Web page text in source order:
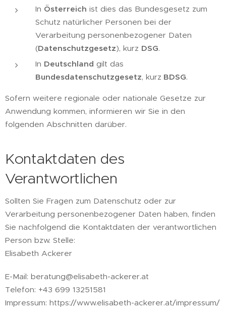
In Österreich ist dies das Bundesgesetz zum
Schutz natürlicher Personen bei der
Verarbeitung personenbezogener Daten
(Datenschutzgesetz), kurz DSG.
In Deutschland gilt das
Bundesdatenschutzgesetz, kurz BDSG.
Sofern weitere regionale oder nationale Gesetze zur
Anwendung kommen, informieren wir Sie in den
folgenden Abschnitten darüber.
Kontaktdaten des
Verantwortlichen
Sollten Sie Fragen zum Datenschutz oder zur
Verarbeitung personenbezogener Daten haben, finden
Sie nachfolgend die Kontaktdaten der verantwortlichen
Person bzw. Stelle:
Elisabeth Ackerer
E-Mail: beratung@elisabeth-ackerer.at
Telefon: +43 699 13251581
Impressum: https://www.elisabeth-ackerer.at/impressum/